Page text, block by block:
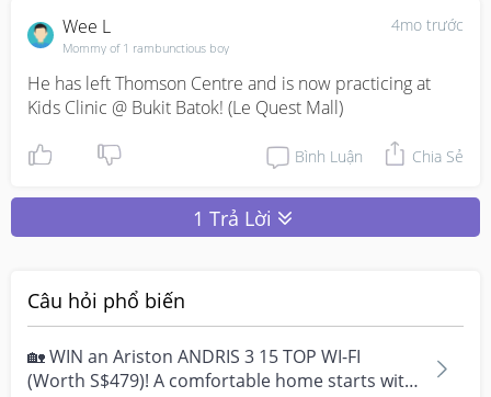
4mo trước
Wee L
Mommy of 1 rambunctious boy
He has left Thomson Centre and is now practicing at
Kids Clinic @ Bukit Batok! (Le Quest Mall)
Bình Luận Chia Sẻ
1 Trả Lời
Câu hỏi phổ biến
🏡 WIN an Ariston ANDRIS 3 15 TOP WI-FI
(Worth S$479)! A comfortable home starts with